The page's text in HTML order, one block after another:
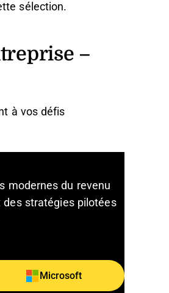
sélection.
–
à vos défis
modernes du revenu
des stratégies pilotées
Microsoft